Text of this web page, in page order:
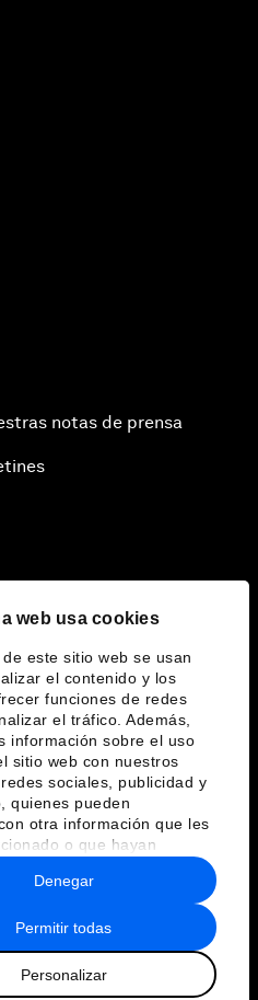
web usa cookies
este sitio web se usan
el contenido y los
funciones de redes
el tráfico. Además,
información sobre el uso
sitio web con nuestros
sociales, publicidad y
quienes pueden
otra información que les
o que hayan
partir del uso que haya
servicios.
Permitir todas
Personalizar
Denegar
notas de prensa
y normas de uso
Mundial